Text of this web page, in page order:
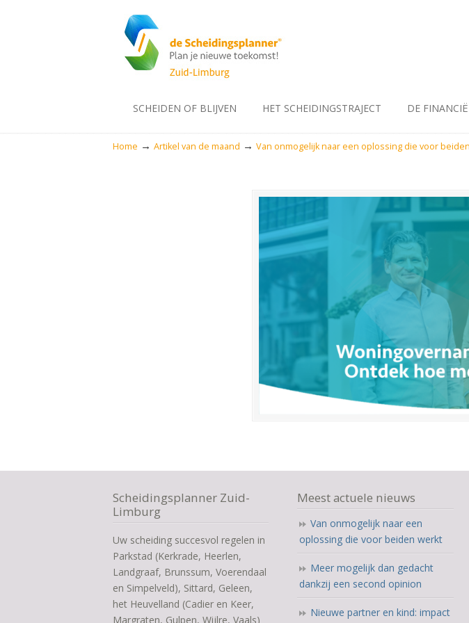
SCHEIDEN OF BLIJVEN HET SCHEIDINGSTRAJECT DE
Home → Artikel van de maand → Van onmogelijk naar een oplossing die voor
Scheidingsplanner Zuid-
Limburg
Uw scheiding succesvol regelen in
Parkstad (Kerkrade, Heerlen,
Landgraaf, Brunssum, Voerendaal
en Simpelveld), Sittard, Geleen,
het Heuvelland (Cadier en Keer,
Margraten, Gulpen, Wijlre, Vaals)
Meest actuele nieuws
Van onmogelijk naar een
oplossing die voor beiden werkt
Meer mogelijk dan gedacht
dankzij een second opinion
Nieuwe partner en kind: impact